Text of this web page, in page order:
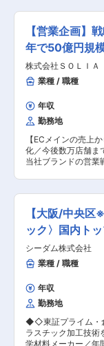
す。お客様の多様な
があります。お客
のカタログを提供し
す。 変更の範囲
まで、社員の声が
っています。 「ま
り、若手でも新しい
戦できるため、日々
アップできる環境で
に社長との個別面談
けでなく、将来のキ
ル、挑戦したい業務
「言われたことをこ
思でキャリアを切り
です。 ◇成長を続
は約470億円、従業
しています。近年も
場フロンティアが稼
だからこそ、経験や
変更の範囲：会社
・営業先と連携した
条件の交渉 ※主要顧
ョッピングモール、大手量
は、消費財ベンチャ
シャルを持ってい
り扱い店舗数を急速
合わせ1,000店舗を
後、日本全国に広め
上で販売される計画と
SOLIAは、“日常生
する瞬間”をつくる
る企業です。営業は
る”仕事です。どれ
店頭に並ばなければ
ば誰にも届きません
実行を通じて、営業
に入りました。今
においてチャネル
人者となる役割をお
ブランド拡大のさな
ームづくりや採用に
なたの行動が、ブラ
ィケアの『
『ALOBABY』、“
きらめく”をコンセ
ンド『Linon』等、
財ブランドを世界に
式ECサイト https://
【営業企画】
年で50億円規
化
株式会社ＳＯＬＩＡ
業種 / 職種
年収
勤務地
【ECメインの売上
化／今後数万店舗まで
当社ブランドの営業
案から実際の営業活
業責任者になって頂く
詳細 ・販売計画の
ネル別） ・主要顧
販路の開拓、取引
ング／商品開発／生
給調整や施策連動 ※
ア、ショッピングモー
現在、リアル店舗で
ばしており、全ブラ
してきております。
以内に10,000店舗
ております。 ■備考 SOLIAは、“日常生活に彩り
を提供し、心を豊か
【大阪/中央
ック〉国内ト
10H
シーダム株式会社
業種 / 職種
年収
勤務地
◆◇東証プライム・
ラスチック加工技術
学材料メーカー／年